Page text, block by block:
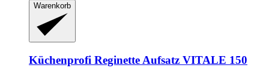
Warenkorb
Küchenprofi Reginette Aufsatz VITALE 150